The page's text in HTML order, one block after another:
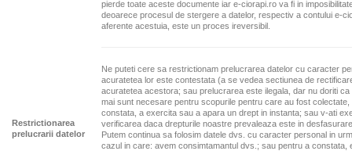
pierde toate aceste documente iar e-ciorapi.ro va fi in
deoarece procesul de stergere a datelor, respectiv a contului e-
aferente acestuia, este un proces ireversibil.
Restrictionarea
prelucrarii datelor
Ne puteti cere sa restrictionam prelucrarea datelor cu caracter
acuratetea lor este contestata (a se vedea sectiunea de
acuratetea acestora; sau prelucrarea este ilegala, dar nu doriti
mai sunt necesare pentru scopurile pentru care au fost
constata, a exercita sau a apara un drept in instanta; sau v-ati
verificarea daca drepturile noastre prevaleaza este in
Putem continua sa folosim datele dvs. cu caracter personal in
cazul in care: avem consimtamantul dvs.; sau pentru a constata,